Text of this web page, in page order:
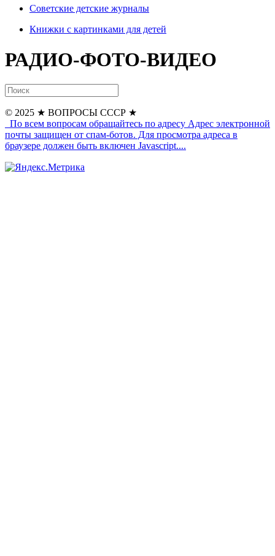
Советские детские журналы
Книжки с картинками для детей
РАДИО-ФОТО-ВИДЕО
© 2025 ★ ВОПРОСЫ СССР ★
По всем вопросам обращайтесь по адресу Адрес электронной
почты защищен от спам-ботов. Для просмотра адреса в
браузере должен быть включен Javascript....